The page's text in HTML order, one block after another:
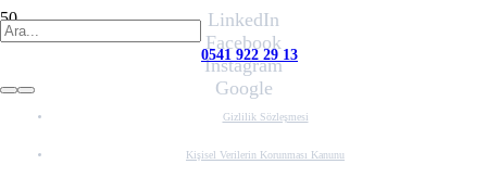
0541 922 29 13
LinkedIn
Facebook
Instagram
Google
Gizlilik Sözleşmesi
Kişisel Verilerin Korunması Kanunu